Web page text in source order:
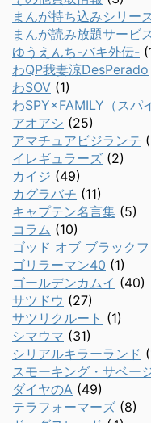
まんが持ち込みシリー
まんが読み放題サービ
ゆうえんち-バキ外伝-
わQP我妻涼DesPerado
わSOV (1)
わSPY×FAMILY（スパ
アオアシ (25)
アマチュアビジランテ
イレギュラーズ (2)
カイジ (49)
カグラバチ (11)
キャプテン名言集 (5)
コラム (10)
ゴッド オブ ブラック
ゴリラーマン40 (1)
ゴールデンカムイ (40)
サツドウ (27)
サツリクルート (1)
シマウマ (31)
シリアルキラーランド
スモーキング・サベー
ダイヤのA (49)
テラフォーマーズ (8)